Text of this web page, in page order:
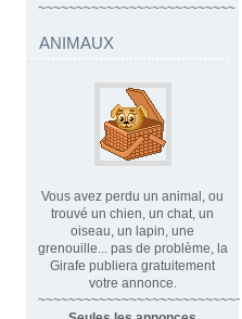
~~~~~~~~~~~~~~~~~~~~~~~~~~
ANIMAUX
Vous avez perdu un animal, ou
trouvé un chien, un chat, un
oiseau, un lapin, une
grenouille... pas de problème, la
Girafe publiera gratuitement
votre annonce.
~~~~~~~~~~~~~~~~~~~~~~~~~~~~